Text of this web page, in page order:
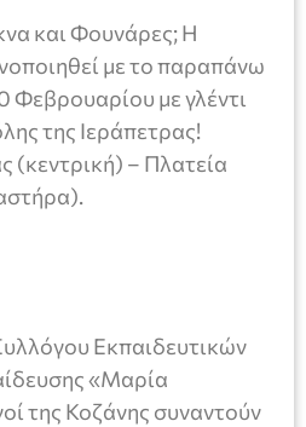
και Φουνάρες; Η
με το παραπάνω
Φεβρουαρίου με γλέντι
της Ιεράπετρας!
(κεντρική) – Πλατεία
Εκπαιδευτικών
«Μαρία
της Κοζάνης συναντούν